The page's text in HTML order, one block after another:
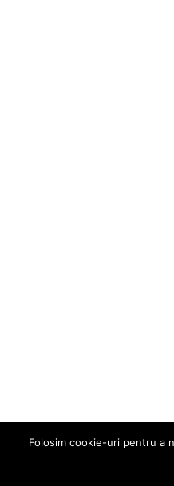
Folosim cookie-uri pentru a